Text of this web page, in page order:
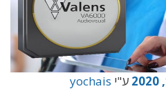
ע"י yochais